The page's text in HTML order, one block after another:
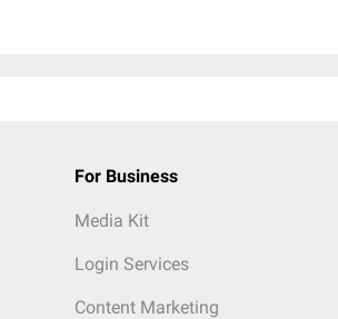
For Business
Media Kit
Login Services
Content Marketing